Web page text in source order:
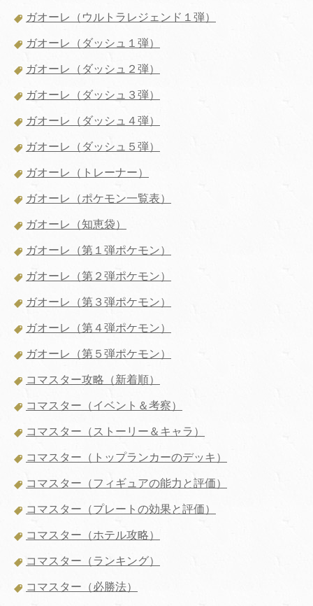
ガオーレ（ウルトラレジェンド１弾）
ガオーレ（ダッシュ１弾）
ガオーレ（ダッシュ２弾）
ガオーレ（ダッシュ３弾）
ガオーレ（ダッシュ４弾）
ガオーレ（ダッシュ５弾）
ガオーレ（トレーナー）
ガオーレ（ポケモン一覧表）
ガオーレ（知恵袋）
ガオーレ（第１弾ポケモン）
ガオーレ（第２弾ポケモン）
ガオーレ（第３弾ポケモン）
ガオーレ（第４弾ポケモン）
ガオーレ（第５弾ポケモン）
コマスター攻略（新着順）
コマスター（イベント＆考察）
コマスター（ストーリー＆キャラ）
コマスター（トップランカーのデッキ）
コマスター（フィギュアの能力と評価）
コマスター（プレートの効果と評価）
コマスター（ホテル攻略）
コマスター（ランキング）
コマスター（必勝法）